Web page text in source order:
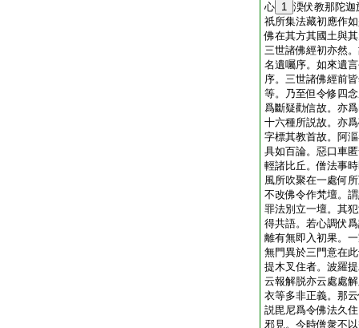
心 1 渜伏教那陀迦
祇所集法藏初應作
佛在其方其國土與
三世諸佛經初亦然
名遺囑序。如來遺
序。三世諸佛經前
等。乃至但令修四
爲斷疑勸信故。亦
十六種所説故。亦
字標其教首故。阿
具如百論。惡口車
輕諸比丘。僧法事
風所吹聚在一處何
不改佛令作梵壇。
罪法別立一壇。其
得共語。若心調伏
離有無即入初果。
無門異於三門意在
提木叉住者。波羅
云報解脱亦云處處
衣等多非正義。那
説毘尼爲令佛法久
邪見。今時僧衆不